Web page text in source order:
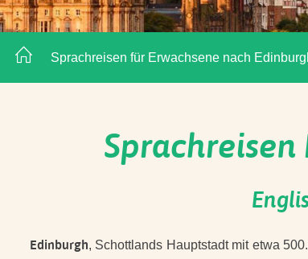
Sprachreisen für Erwachsene nach
Edinburgh, Schottlands Hauptstadt mit etwa